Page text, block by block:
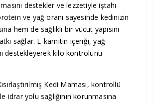
destekler ve lezzetiyle iştahı
ve yağ oranı sayesinde kedinizin
hem de sağlıklı bir vücut yapısını
sağlar. L-karnitin içeriği, yağ
destekleyerek kilo kontrolünü
Kedi Maması, kontrollü
idrar yolu sağlığının korunmasına